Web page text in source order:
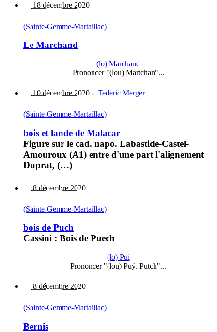
18 décembre 2020
(Sainte-Gemme-Martaillac)
Le Marchand
(lo) Marchand
Prononcer "(lou) Martchan"...
10 décembre 2020 - Tederic Merger
(Sainte-Gemme-Martaillac)
bois et lande de Malacar
Figure sur le cad. napo. Labastide-Castel-
Amouroux (A1) entre d'une part l'alignement
Duprat, (…)
8 décembre 2020
(Sainte-Gemme-Martaillac)
bois de Puch
Cassini : Bois de Puech
(lo) Pui
Prononcer "(lou) Puÿ, Putch"...
8 décembre 2020
(Sainte-Gemme-Martaillac)
Bernis